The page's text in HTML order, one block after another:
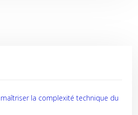
la complexité technique du